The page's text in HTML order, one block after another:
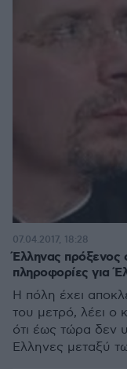
Έλληνας πρόξενος
πληροφορίες για
Η πόλη έχει
του μετρό, λέει ο
ότι έως τώρα δεν
Έλληνες μεταξύ
07.04.2017, 18:28